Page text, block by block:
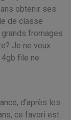
obtenir ses
de classe
fromages
Je ne veux
file ne
d'après les
ce favori est